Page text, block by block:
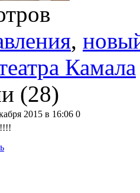
,
Камала
(28)
2015 в 16:06 0